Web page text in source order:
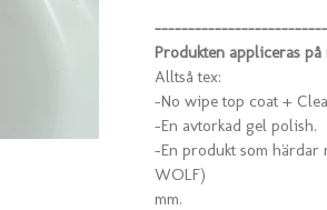
--------------------------
Produkten appliceras
Alltså tex:
-No wipe top coat +
-En avtorkad gel polish.
-En produkt som härdar
WOLF)
mm.